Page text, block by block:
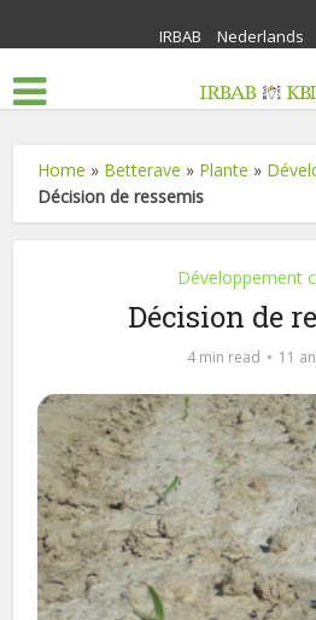
IRBAB Nederlands
Home » Betterave » Plante »
Décision de ressemis
Développement
Décision de
4 min read 11